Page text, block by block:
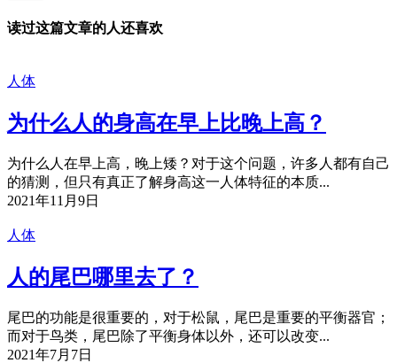
读过这篇文章的人还喜欢
人体
为什么人的身高在早上比晚上高？
为什么人在早上高，晚上矮？对于这个问题，许多人都有自己
的猜测，但只有真正了解身高这一人体特征的本质...
2021年11月9日
人体
人的尾巴哪里去了？
尾巴的功能是很重要的，对于松鼠，尾巴是重要的平衡器官；
而对于鸟类，尾巴除了平衡身体以外，还可以改变...
2021年7月7日